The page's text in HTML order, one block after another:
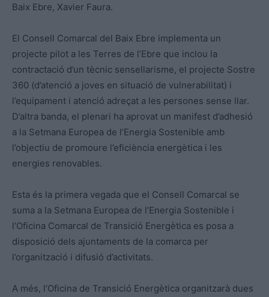
Baix Ebre, Xavier Faura.
El Consell Comarcal del Baix Ebre implementa un
projecte pilot a les Terres de l’Ebre que inclou la
contractació d’un tècnic sensellarisme, el projecte Sostre
360 (d’atenció a joves en situació de vulnerabilitat) i
l’equipament i atenció adreçat a les persones sense llar.
D’altra banda, el plenari ha aprovat un manifest d’adhesió
a la Setmana Europea de l’Energia Sostenible amb
l’objectiu de promoure l’eficiència energètica i les
energies renovables.
Esta és la primera vegada que el Consell Comarcal se
suma a la Setmana Europea de l’Energia Sostenible i
l’Oficina Comarcal de Transició Energètica es posa a
disposició dels ajuntaments de la comarca per
l’organització i difusió d’activitats.
A més, l’Oficina de Transició Energètica organitzarà dues